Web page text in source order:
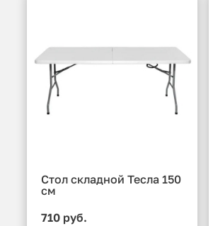
Стол складной Тесла 150
см
710 руб.